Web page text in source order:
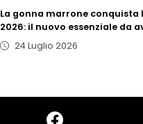
La gonna marrone conquista
2026: il nuovo essenziale da
24 Luglio 2026